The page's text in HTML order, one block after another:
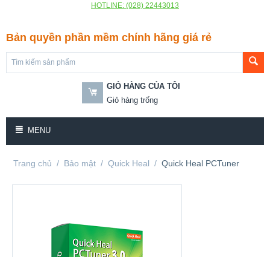
HOTLINE: (028) 22443013
Bản quyền phần mềm chính hãng giá rẻ
GIỎ HÀNG CỦA TÔI
Giỏ hàng trống
MENU
Trang chủ / Bảo mật / Quick Heal / Quick Heal PCTuner